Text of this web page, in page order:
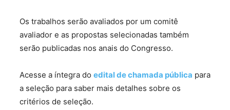
Os trabalhos serão avaliados por um comitê
avaliador e as propostas selecionadas também
serão publicadas nos anais do Congresso.
Acesse a íntegra do edital de chamada pública para
a seleção para saber mais detalhes sobre os
critérios de seleção.